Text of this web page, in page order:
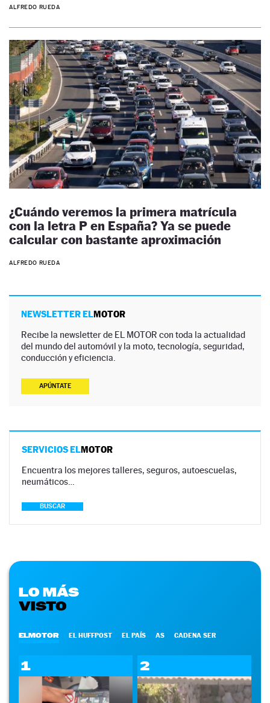
ALFREDO RUEDA
¿Cuándo veremos la primera matrícula
con la letra P en España? Ya se puede
calcular con bastante aproximación
ALFREDO RUEDA
NEWSLETTER ELMOTOR
Recibe la newsletter de EL MOTOR con toda la actualidad
del mundo del automóvil y la moto, tecnología, seguridad,
conducción y eficiencia.
APÚNTATE
SERVICIOS ELMOTOR
Encuentra los mejores talleres, seguros, autoescuelas,
neumáticos…
BUSCAR
LO MÁS
VISTO
ELMOTOR EL HUFFPOST EL PAÍS AS CADENA SER
1 2